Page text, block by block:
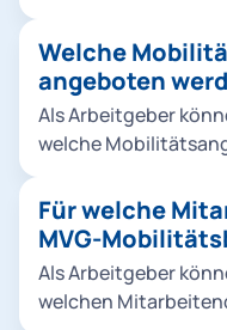
attraktiven und
anzubieten. Es
steigenden
Mobilitätsangeboten
werden und sich
Welche
angeboten
Als Arbeitgeber
welche
Aus folgenden
ÖPNV: Nah- und
Deutschlands im
Job oder U-Bahn, S-
Gebiet Sharing-Angebote: MVG Rad, E-Scooter
Für welche
MVG-
Als Arbeitgeber
welchen